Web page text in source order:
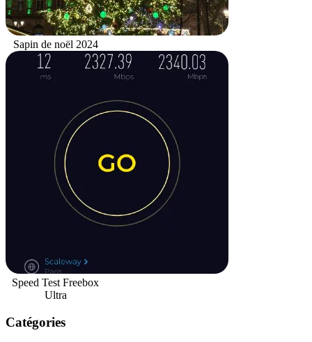
Sapin de noël 2024
Speed Test Freebox
Ultra
Catégories